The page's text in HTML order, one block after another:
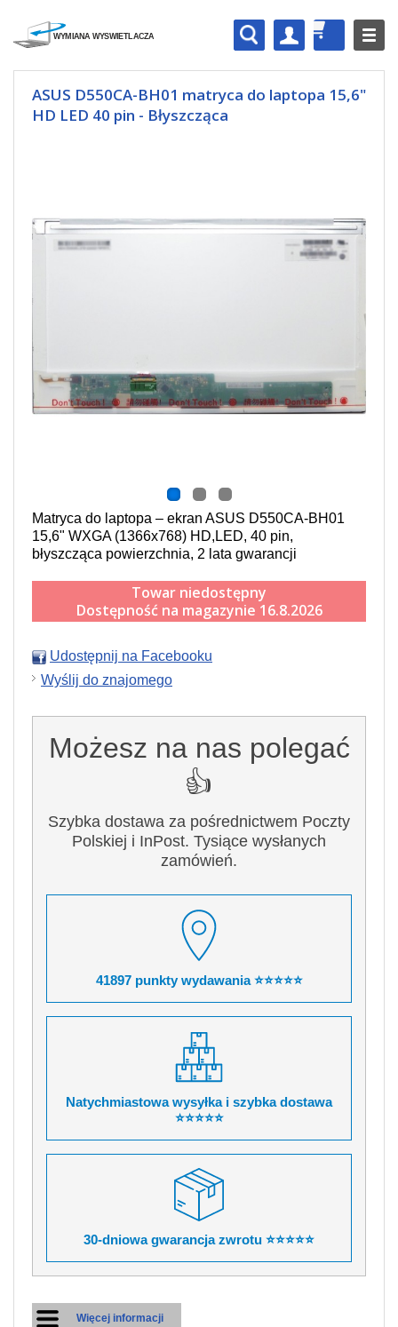
ASUS D550CA-BH01 matryca do laptopa 15,6"
HD LED 40 pin - Błyszcząca
Matryca do laptopa – ekran ASUS D550CA-BH01
15,6" WXGA (1366x768) HD,LED, 40 pin,
błyszcząca powierzchnia, 2 lata gwarancji
Towar niedostępny
Dostępność na magazynie 16.8.2026
Udostępnij na Facebooku
Wyślij do znajomego
Możesz na nas polegać
👍
Szybka dostawa za pośrednictwem Poczty
Polskiej i InPost. Tysiące wysłanych
zamówień.
41897 punkty wydawania ⭐⭐⭐⭐⭐
Natychmiastowa wysyłka i szybka dostawa
⭐⭐⭐⭐⭐
30-dniowa gwarancja zwrotu ⭐⭐⭐⭐⭐
Więcej informacji